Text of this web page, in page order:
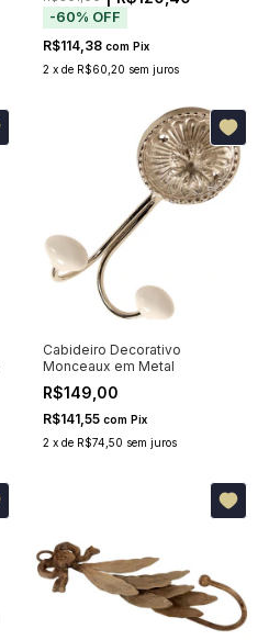
-60% OFF
R$114,38 com Pix
2 x de R$60,20 sem juros
Cabideiro Decorativo
Monceaux em Metal
R$149,00
R$141,55 com Pix
2 x de R$74,50 sem juros